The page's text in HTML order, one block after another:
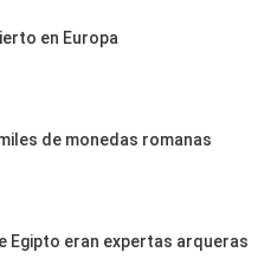
en Europa
de monedas romanas
Egipto eran expertas arqueras